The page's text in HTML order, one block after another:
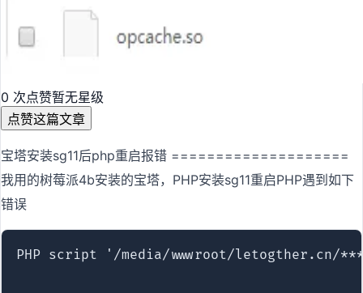
0 次点赞暂无星级
点赞这篇文章
宝塔安装sg11后php重启报错 ====================
我用的树莓派4b安装的宝塔，PHP安装sg11重启PHP遇到如下
错误
PHP script '/media/wwwroot/letogther.cn/